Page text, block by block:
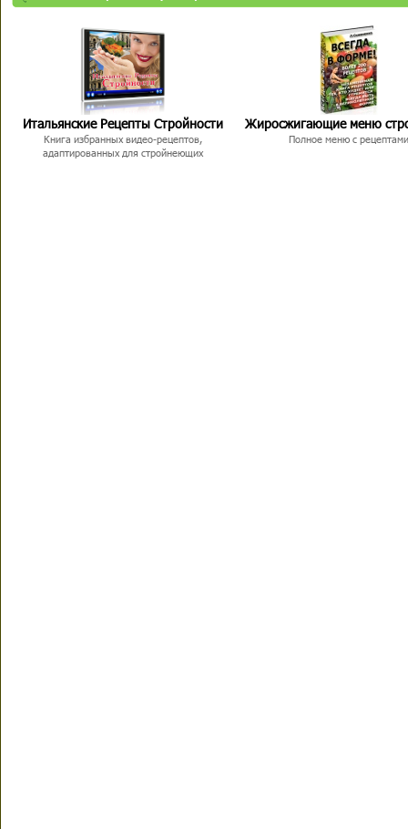
Итальянские Рецепты Стройности
Книга избранных видео-рецептов,
адаптированных для стройнеющих
Жиросжигающие меню
Полное меню с рецептами